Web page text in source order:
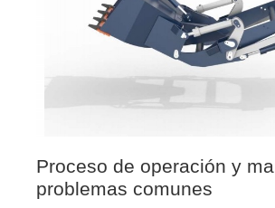
Proceso de operación y
problemas comunes